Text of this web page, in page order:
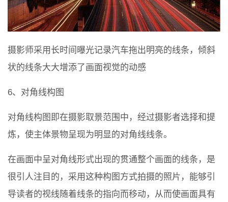
摄影师采用长时间曝光记录汽车拖出明亮的线条，倾斜
状的线条大大增添了画面视觉的动感
6、对角线构图
对角线构图即在摄影取景范围中，经过摄影者选择和提
炼，使主体景物呈现为明显的对角线线条。
在画面中呈对角线形式出现的贯通整个画面的线条，是
很引人注目的，采用这种构图方式拍摄的照片，能够引
导读者的视线随着线条的指向而移动，从而使画面具有